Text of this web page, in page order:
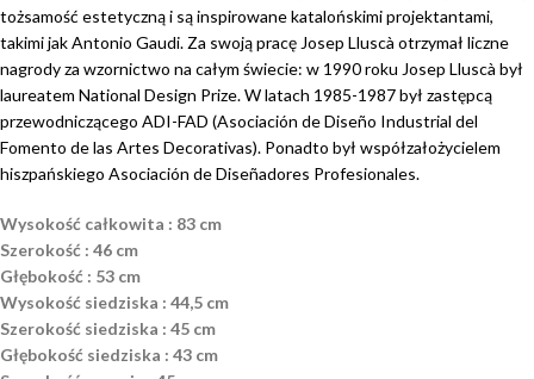
tożsamość estetyczną i są inspirowane katalońskimi projektantami,
takimi jak Antonio Gaudi. Za swoją pracę Josep Lluscà otrzymał liczne
nagrody za wzornictwo na całym świecie: w 1990 roku Josep Lluscà był
laureatem National Design Prize. W latach 1985-1987 był zastępcą
przewodniczącego ADI-FAD (Asociación de Diseño Industrial del
Fomento de las Artes Decorativas). Ponadto był współzałożycielem
hiszpańskiego Asociación de Diseñadores Profesionales.
Wysokość całkowita : 83 cm
Szerokość : 46 cm
Głębokość : 53 cm
Wysokość siedziska : 44,5 cm
Szerokość siedziska : 45 cm
Głębokość siedziska : 43 cm